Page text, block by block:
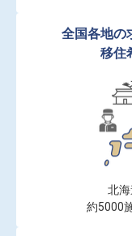
全国各地の
移住
北
約5000